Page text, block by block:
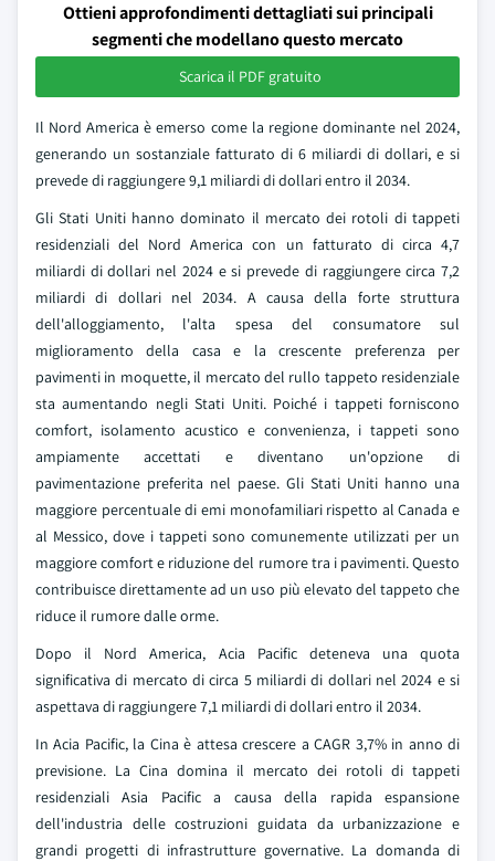
Ottieni approfondimenti dettagliati sui principali
segmenti che modellano questo mercato
Scarica il PDF gratuito
Il Nord America è emerso come la regione dominante nel 2024,
generando un sostanziale fatturato di 6 miliardi di dollari, e si
prevede di raggiungere 9,1 miliardi di dollari entro il 2034.
Gli Stati Uniti hanno dominato il mercato dei rotoli di tappeti
residenziali del Nord America con un fatturato di circa 4,7
miliardi di dollari nel 2024 e si prevede di raggiungere circa 7,2
miliardi di dollari nel 2034. A causa della forte struttura
dell'alloggiamento, l'alta spesa del consumatore sul
miglioramento della casa e la crescente preferenza per
pavimenti in moquette, il mercato del rullo tappeto residenziale
sta aumentando negli Stati Uniti. Poiché i tappeti forniscono
comfort, isolamento acustico e convenienza, i tappeti sono
ampiamente accettati e diventano un'opzione di
pavimentazione preferita nel paese. Gli Stati Uniti hanno una
maggiore percentuale di emi monofamiliari rispetto al Canada e
al Messico, dove i tappeti sono comunemente utilizzati per un
maggiore comfort e riduzione del rumore tra i pavimenti. Questo
contribuisce direttamente ad un uso più elevato del tappeto che
riduce il rumore dalle orme.
Dopo il Nord America, Acia Pacific deteneva una quota
significativa di mercato di circa 5 miliardi di dollari nel 2024 e si
aspettava di raggiungere 7,1 miliardi di dollari entro il 2034.
In Acia Pacific, la Cina è attesa crescere a CAGR 3,7% in anno di
previsione. La Cina domina il mercato dei rotoli di tappeti
residenziali Asia Pacific a causa della rapida espansione
dell'industria delle costruzioni guidata da urbanizzazione e
grandi progetti di infrastrutture governative. La domanda di